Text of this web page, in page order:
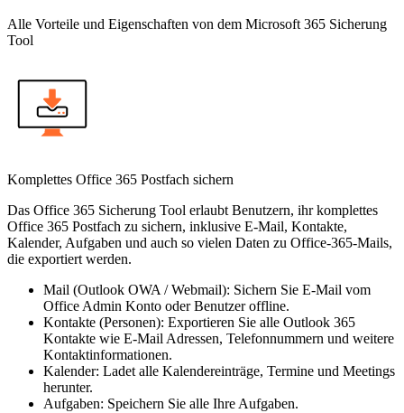
Alle Vorteile und Eigenschaften von dem Microsoft 365 Sicherung
Tool
Komplettes Office 365 Postfach sichern
Das Office 365 Sicherung Tool erlaubt Benutzern, ihr komplettes
Office 365 Postfach zu sichern, inklusive E-Mail, Kontakte,
Kalender, Aufgaben und auch so vielen Daten zu Office-365-Mails,
die exportiert werden.
Mail (Outlook OWA / Webmail): Sichern Sie E-Mail vom
Office Admin Konto oder Benutzer offline.
Kontakte (Personen): Exportieren Sie alle Outlook 365
Kontakte wie E-Mail Adressen, Telefonnummern und weitere
Kontaktinformationen.
Kalender: Ladet alle Kalendereinträge, Termine und Meetings
herunter.
Aufgaben: Speichern Sie alle Ihre Aufgaben.